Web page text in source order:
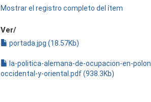
Mostrar el registro completo del ítem
Ver/
portada.jpg (18.57Kb)
la-politica-alemana-de-ocupacion-en-
occidental-y-oriental.pdf (938.3Kb)